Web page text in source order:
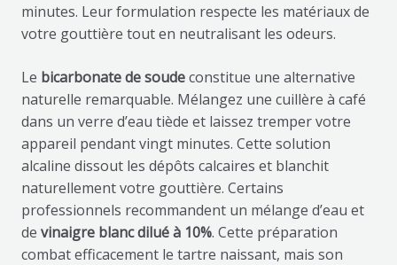
minutes. Leur formulation respecte les matériaux de
votre gouttière tout en neutralisant les odeurs.
Le bicarbonate de soudeconstitue une alternative
naturelle remarquable. Mélangez une cuillère à café
dans un verre d’eau tiède et laissez tremper votre
appareil pendant vingt minutes. Cette solution
alcaline dissout les dépôts calcaires et blanchit
naturellement votre gouttière. Certains
professionnels recommandent un mélange d’eau et
de vinaigre blanc dilué à 10%. Cette préparation
combat efficacement le tartre naissant, mais son